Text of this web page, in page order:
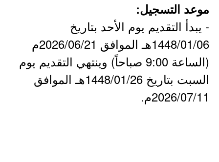
موعد التسجيل:
- يبدأ التقديم يوم الأحد بتاريخ
1448/01/06هـ الموافق 2026/06/21م
(الساعة 9:00 صباحاً) وينتهي التقديم يوم
السبت بتاريخ 1448/01/26هـ الموافق
2026/07/11م.